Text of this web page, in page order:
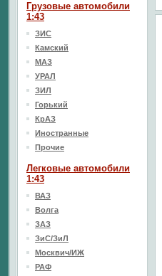
Грузовые автомобили
1:43
ЗИС
Камский
МАЗ
УРАЛ
ЗИЛ
Горький
КрАЗ
Иностранные
Прочие
Легковые автомобили
1:43
ВАЗ
Волга
ЗАЗ
ЗиС/ЗиЛ
Москвич/ИЖ
РАФ